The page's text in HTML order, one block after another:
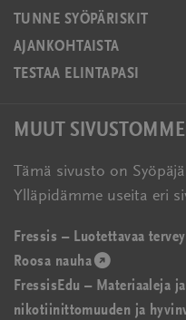
TUNNE SYÖPÄRISKIT
AJANKOHTAISTA
TESTAA ELINTAPASI
MUUT SIVUSTOMME
Tämä sivusto on
Ylläpidämme useita eri
Fressis – Luotettavaa
Roosa nauha(avautuu
uudessa
ikkunassa)
FressisEdu – Materiaaleja
nikotiinittomuuden ja